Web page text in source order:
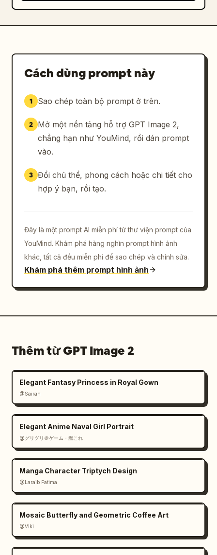
Cách dùng prompt này
1 Sao chép toàn bộ prompt ở trên.
2
Mở một nền tảng hỗ trợ GPT Image 2,
chẳng hạn như YouMind, rồi dán prompt
vào.
3 Đổi chủ thể, phong cách hoặc chi tiết cho
hợp ý bạn, rồi tạo.
Đây là một prompt AI miễn phí từ thư viện prompt của
YouMind. Khám phá hàng nghìn prompt hình ảnh
khác, tất cả đều miễn phí để sao chép và chỉnh sửa.
Khám phá thêm prompt hình ảnh
Thêm từ GPT Image 2
Elegant Fantasy Princess in Royal Gown
@Sairah
Elegant Anime Naval Girl Portrait
@グリグリ＠ゲーム・艦これ
Manga Character Triptych Design
@Laraib Fatima‎
Mosaic Butterfly and Geometric Coffee Art
@Viki